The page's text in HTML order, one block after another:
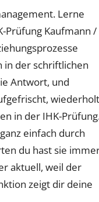
Lerne
Prüfung Kaufmann /
in der schriftlichen
Antwort, und
wiederholt
in der IHK-
einfach durch
du hast sie
aktuell, weil der
zeigt dir deine